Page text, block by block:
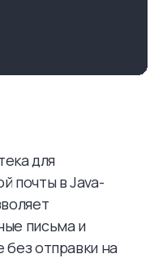
для
почты в Java-
письма и
отправки на